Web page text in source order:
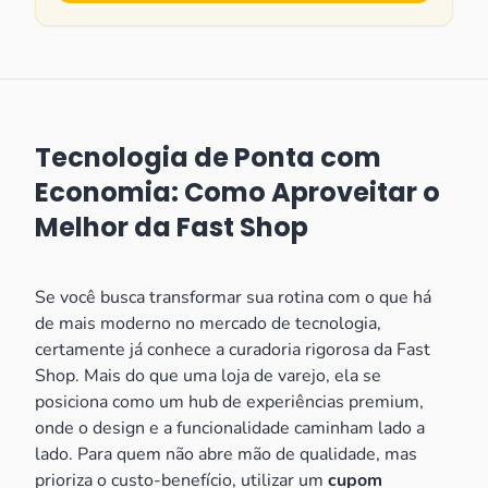
Tecnologia de Ponta com
Economia: Como Aproveitar o
Melhor da Fast Shop
Se você busca transformar sua rotina com o que há
de mais moderno no mercado de tecnologia,
certamente já conhece a curadoria rigorosa da Fast
Shop. Mais do que uma loja de varejo, ela se
posiciona como um hub de experiências premium,
onde o design e a funcionalidade caminham lado a
lado. Para quem não abre mão de qualidade, mas
prioriza o custo-benefício, utilizar um cupom